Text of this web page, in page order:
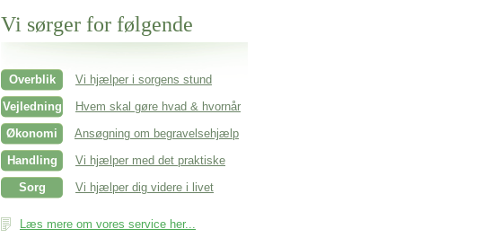
Vi sørger for følgende
Overblik
Vi hjælper i sorgens stund
Vejledning
Hvem skal gøre hvad & hvornår
Økonomi
Ansøgning om begravelsehjælp
Handling
Vi hjælper med det praktiske
Sorg
Vi hjælper dig videre i livet
Læs mere om vores service her...